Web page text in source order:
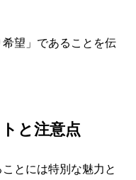
望」であることを伝
と注意点
とには特別な魅力と